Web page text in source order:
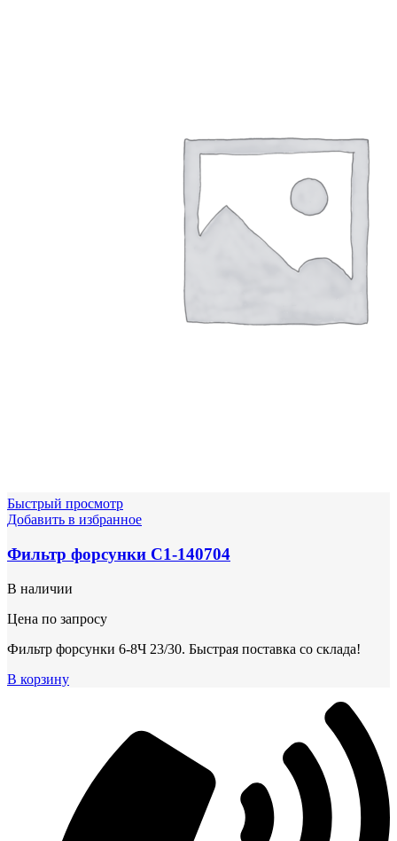
Быстрый просмотр
Добавить в избранное
Фильтр форсунки С1-140704
В наличии
Цена по запросу
Фильтр форсунки 6-8Ч 23/30. Быстрая поставка со склада!
В корзину